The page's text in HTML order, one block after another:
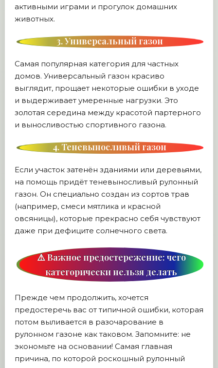
активными играми и прогулок домашних
животных.
3. Универсальный газон
Самая популярная категория для частных
домов. Универсальный газон красиво
выглядит, прощает некоторые ошибки в уходе
и выдерживает умеренные нагрузки. Это
золотая середина между красотой партерного
и выносливостью спортивного газона.
4. Теневыносливый газон
Если участок затенён зданиями или деревьями,
на помощь придёт теневыносливый рулонный
газон. Он специально создан из сортов трав
(например, смеси мятлика и красной
овсяницы), которые прекрасно себя чувствуют
даже при дефиците солнечного света.
⚠️ Важное предостережение: чего
категорически нельзя делать
Прежде чем продолжить, хочется
предостеречь вас от типичной ошибки, которая
потом выливается в разочарование в
рулонном газоне как таковом. Запомните: не
экономьте на основании! Самая главная
причина, по которой роскошный рулонный